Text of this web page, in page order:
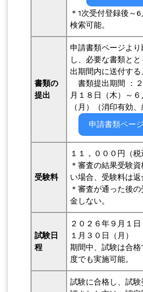
＊1次受付登録後～
検索可能。
書類の
提出
申請書類ページよ
し、必要な書類と
出期間内に送付す
書類提出期間 ：
月１８日（木）～６
（月）（消印有効、
申請書類ページ
受験料
１１，０００円（税
＊審査の結果受験
い場合、受験料は返
＊審査が通った後
金しない。
試験日
程
２０２６年９月１日
１月３０日（月）
期間中、試験は合
度でも実施可能。
試験に合格し、試